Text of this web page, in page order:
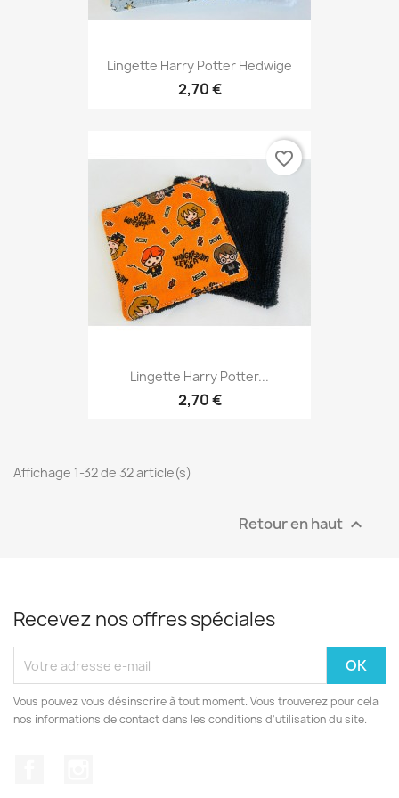
Lingette Harry Potter Hedwige
2,70 €
Lingette Harry Potter...
2,70 €
favorite_border
Affichage 1-32 de 32 article(s)
Retour en haut 
Recevez nos offres spéciales
Vous pouvez vous désinscrire à tout moment. Vous trouverez pour cela
nos informations de contact dans les conditions d'utilisation du site.